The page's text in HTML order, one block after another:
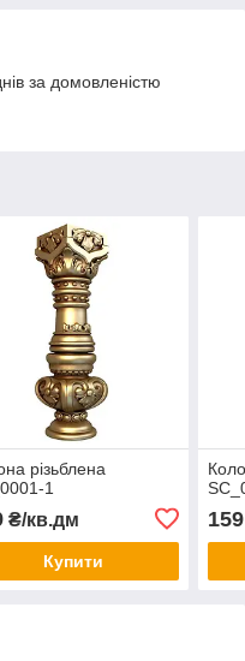
за домовленістю
різьблена
1
₴/кв.дм
Купити
159